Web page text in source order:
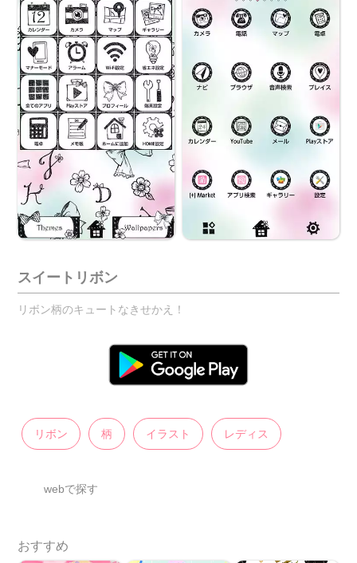
スイートリボン
リボン柄のキュートなきせかえ！
リボン 柄 イラスト レディス
webで探す
おすすめ